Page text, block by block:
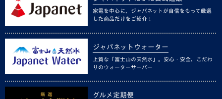
家電を中心に、ジャパネットが自信をもって厳選
した商品だけをご紹介！
ジャパネットウォーター
上質な「富士山の天然水」。安心・安全、こだわ
りのウォーターサーバー
グルメ定期便